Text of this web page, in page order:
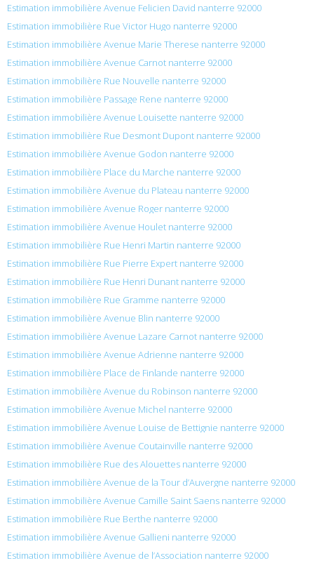
Estimation immobilière Avenue Felicien David nanterre 92000
Estimation immobilière Rue Victor Hugo nanterre 92000
Estimation immobilière Avenue Marie Therese nanterre 92000
Estimation immobilière Avenue Carnot nanterre 92000
Estimation immobilière Rue Nouvelle nanterre 92000
Estimation immobilière Passage Rene nanterre 92000
Estimation immobilière Avenue Louisette nanterre 92000
Estimation immobilière Rue Desmont Dupont nanterre 92000
Estimation immobilière Avenue Godon nanterre 92000
Estimation immobilière Place du Marche nanterre 92000
Estimation immobilière Avenue du Plateau nanterre 92000
Estimation immobilière Avenue Roger nanterre 92000
Estimation immobilière Avenue Houlet nanterre 92000
Estimation immobilière Rue Henri Martin nanterre 92000
Estimation immobilière Rue Pierre Expert nanterre 92000
Estimation immobilière Rue Henri Dunant nanterre 92000
Estimation immobilière Rue Gramme nanterre 92000
Estimation immobilière Avenue Blin nanterre 92000
Estimation immobilière Avenue Lazare Carnot nanterre 92000
Estimation immobilière Avenue Adrienne nanterre 92000
Estimation immobilière Place de Finlande nanterre 92000
Estimation immobilière Avenue du Robinson nanterre 92000
Estimation immobilière Avenue Michel nanterre 92000
Estimation immobilière Avenue Louise de Bettignie nanterre 92000
Estimation immobilière Avenue Coutainville nanterre 92000
Estimation immobilière Rue des Alouettes nanterre 92000
Estimation immobilière Avenue de la Tour d’Auvergne nanterre 92000
Estimation immobilière Avenue Camille Saint Saens nanterre 92000
Estimation immobilière Rue Berthe nanterre 92000
Estimation immobilière Avenue Gallieni nanterre 92000
Estimation immobilière Avenue de l’Association nanterre 92000